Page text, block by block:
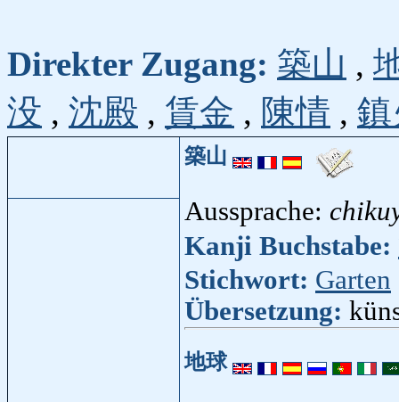
Direkter Zugang: 築山 ,
没 , 沈殿 , 賃金 , 陳情 ,
築山
Aussprache:
Kanji Buchstabe:
Stichwort: Garten
Übersetzung:
地球